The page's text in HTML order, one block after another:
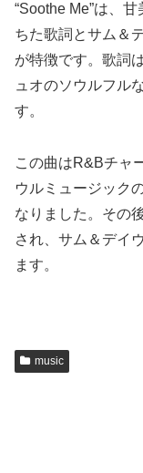
“Soothe Me”は、
ちた歌詞とサム＆
が特徴です。歌詞
ュオのソウルフル
す。
この曲はR&Bチャ
ウルミュージック
なりました。その
され、サム＆デイ
ます。
music